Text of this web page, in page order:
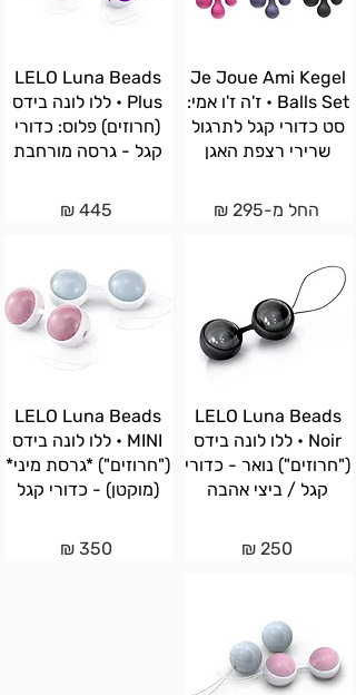
Je Joue Ami Kegel
Balls Set • ז'ה ז'ו אמי:
סט כדורי קגל לתרגול
שרירי רצפת האגן
החל מ-295 ₪
LELO Luna Beads
Noir • ללו לונה בידס
("חרוזים") נואר - כדורי
קגל / ביצי אהבה
250 ₪
LELO Luna Beads
Plus • ללו לונה בידס
(חרוזים) פלוס: כדורי
קגל - גרסה מורחבת
445 ₪
LELO Luna Beads
MINI • ללו לונה בידס
("חרוזים") *גרסת מיני*
(מוקטן) - כדורי קגל
350 ₪